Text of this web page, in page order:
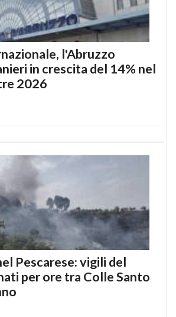
l'Abruzzo
in crescita del 14% nel
2026
Pescarese: vigili del
per ore tra Colle Santo